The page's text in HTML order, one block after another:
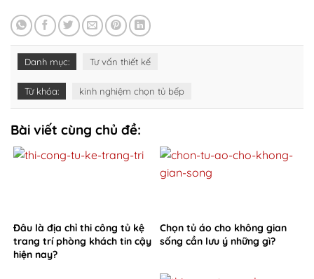
Danh mục: Tư vấn thiết kế
Từ khóa: kinh nghiệm chọn tủ bếp
Bài viết cùng chủ đề:
Đâu là địa chỉ thi công tủ kệ
trang trí phòng khách tin cậy
hiện nay?
Chọn tủ áo cho không gian
sống cần lưu ý những gì?